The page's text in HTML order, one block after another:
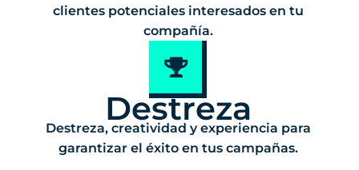
clientes potenciales interesados en tu
compañía.
Destreza
Destreza, creatividad y experiencia para
garantizar el éxito en tus campañas.